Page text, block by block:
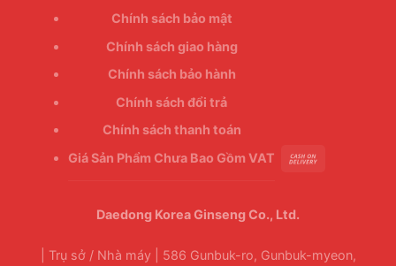
Chính sách bảo mật
Chính sách giao hàng
Chính sách bảo hành
Chính sách đổi trả
Chính sách thanh toán
Giá Sản Phẩm Chưa Bao Gồm VAT
Daedong Korea Ginseng Co., Ltd.
| Trụ sở / Nhà máy | 586 Gunbuk-ro, Gunbuk-myeon,